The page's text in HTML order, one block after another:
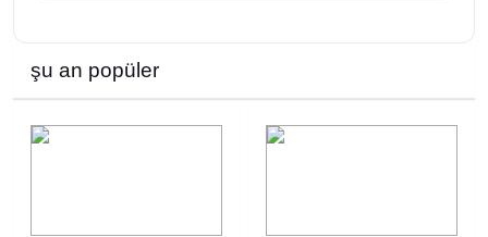
şu an popüler